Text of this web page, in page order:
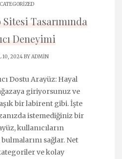
Tasarımında
Deneyimi
10, 2024 BYADMIN
Dostu Arayüz: Hayal
giriyorsunuz ve
bir labirent gibi. İşte
istemediğiniz bir
kullanıcıların
sağlar. Net
ve kolay